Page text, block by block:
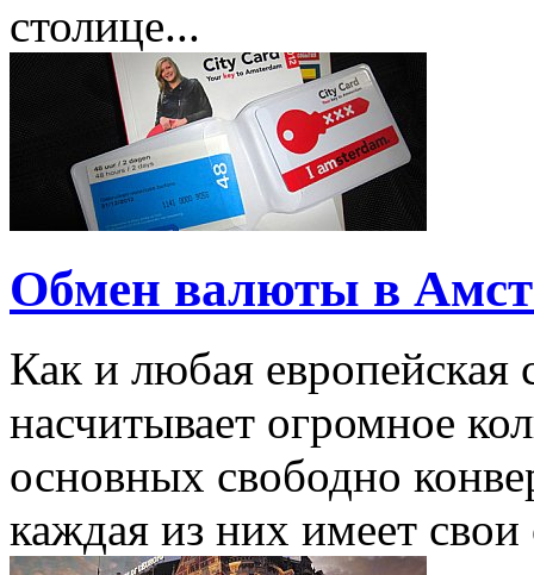
столице...
Обмен валюты в
Как и любая европейская
насчитывает огромное
основных свободно
каждая из них имеет